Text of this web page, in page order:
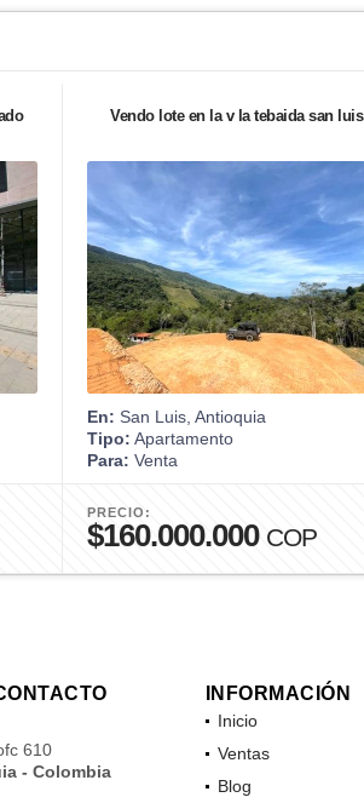
Vendo lote en la v la tebaida san luis
En: San Luis, Antioquia
Tipo: Apartamento
Para: Venta
PRECIO:
$160.000.000 COP
610
- Colombia
INFORMACIÓN
Inicio
Ventas
Blog